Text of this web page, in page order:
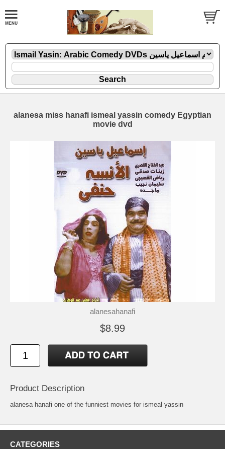
alanesa miss hanafi ismeal yassin comedy Egyptian
movie dvd
alanesahanafi
$8.99
Product Description
alanesa hanafi one of the funniest movies for ismeal yassin
CATEGORIES